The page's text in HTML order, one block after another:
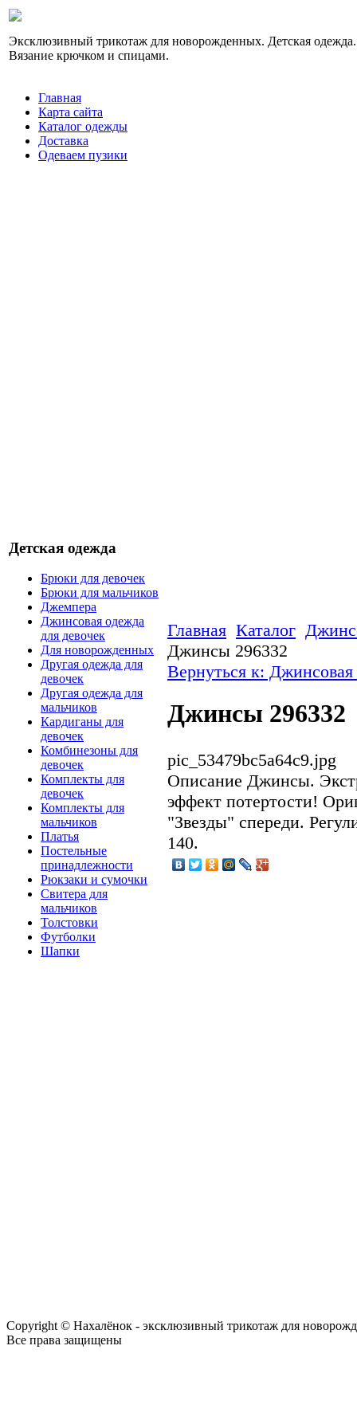
Эксклюзивный трикотаж для новорожденных. Детская одежда.
Вязание крючком и спицами.
Главная
Карта сайта
Каталог одежды
Доставка
Одеваем пузики
Детская одежда
Брюки для девочек
Брюки для мальчиков
Джемпера
Джинсовая одежда
для девочек
Для новорожденных
Другая одежда для
девочек
Другая одежда для
мальчиков
Кардиганы для
девочек
Комбинезоны для
девочек
Комплекты для
девочек
Комплекты для
мальчиков
Платья
Постельные
принадлежности
Рюкзаки и сумочки
Свитера для
мальчиков
Толстовки
Футболки
Шапки
Главная Каталог
Джинсы 296332
Вернуться к: Джинсовая
Джинсы 296332
pic_53479bc5a64c9.jpg
Описание Джинсы.
эффект потертости!
"Звезды" спереди.
140.
Copyright © Нахалёнок - эксклюзивный трикотаж для
Все права защищены